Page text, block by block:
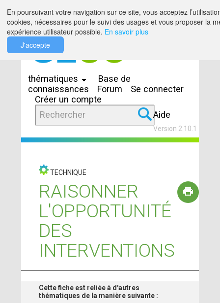
thématiques
Base de
connaissances
Forum
Se connecter
Créer un compte
Aide
Version 2.10.1
TECHNIQUE
RAISONNER
L'OPPORTUNITÉ
DES
INTERVENTIONS
Cette fiche est reliée à d'autres
thématiques de la manière suivante :
En poursuivant votre navigation sur ce site, vous acceptez
cookies, nécessaires pour le suivi des usages et vous proposer la
expérience utilisateur possible. En savoir plus
J'accepte